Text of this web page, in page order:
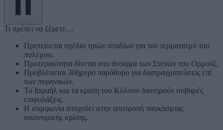
Τι πρέπει να ξέρετε…
Προτείνεται σχέδιο τριών σταδίων για τον τερματισμό του
πολέμου.
Προτεραιότητα δίνεται στο άνοιγμα των Στενών του Ορμούζ.
Προβλέπεται 30ήμερο παράθυρο για διαπραγματεύσεις επί
των πυρηνικών.
Το Ισραήλ και τα κράτη του Κόλπου διατηρούν σοβαρές
επιφυλάξεις.
Η συμφωνία στοχεύει στην αποτροπή παγκόσμιας
οικονομικής κρίσης.